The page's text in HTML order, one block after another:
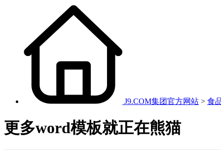
J9.COM集团官方网站 > 食
更多word模板就正在熊猫